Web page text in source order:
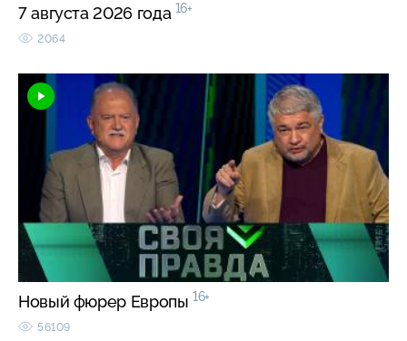
7 августа 2026 года 16+
2064
Новый фюрер Европы 16+
56109